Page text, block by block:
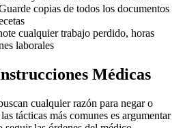
copias de todos los documentos
cualquier trabajo perdido, horas
laborales
Médicas
cualquier razón para negar o
tácticas más comunes es argumentar